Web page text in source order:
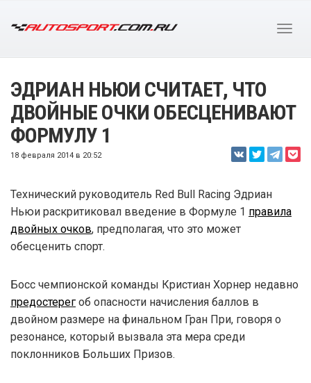
ЭДРИАН НЬЮИ СЧИТАЕТ, ЧТО
ДВОЙНЫЕ ОЧКИ ОБЕСЦЕНИВАЮТ
ФОРМУЛУ 1
18 февраля 2014 в 20:52
Технический руководитель Red Bull Racing Эдриан
Ньюи раскритиковал введение в Формуле 1 правила
двойных очков, предполагая, что это может
обесценить спорт.
Босс чемпионской команды Кристиан Хорнер недавно
предостерег об опасности начисления баллов в
двойном размере на финальном Гран При, говоря о
резонансе, который вызвала эта мера среди
поклонников Больших Призов.